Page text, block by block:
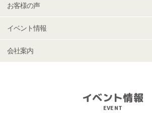
お客様の声
イベント情報
会社案内
イベント情報
EVENT